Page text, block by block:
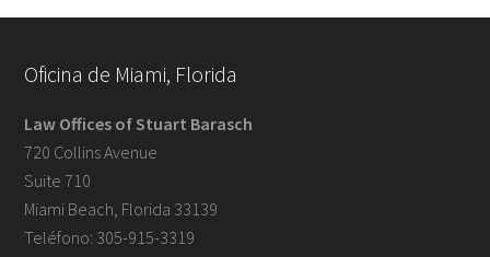
Oficina de Miami, Florida
Law Offices of Stuart Barasch
720 Collins Avenue
Suite 710
Miami Beach, Florida 33139
Teléfono: 305-915-3319